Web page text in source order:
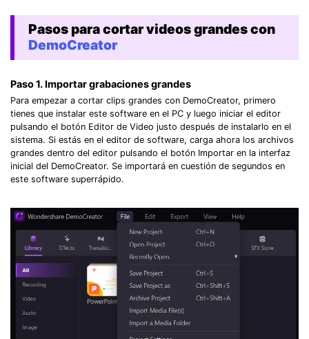
Pasos para cortar videos grandes con
DemoCreator
Paso 1. Importar grabaciones grandes
Para empezar a cortar clips grandes con DemoCreator, primero
tienes que instalar este software en el PC y luego iniciar el editor
pulsando el botón Editor de Video justo después de instalarlo en el
sistema. Si estás en el editor de software, carga ahora los archivos
grandes dentro del editor pulsando el botón Importar en la interfaz
inicial del DemoCreator. Se importará en cuestión de segundos en
este software superrápido.